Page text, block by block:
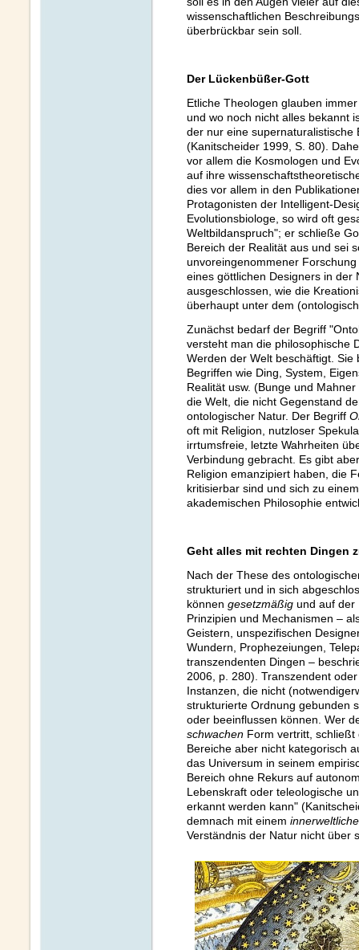
wissenschaftlichen
überbrückbar sein soll.
Der Lückenbüßer-Gott
Etliche Theologen glauben
und wo noch nicht alles bekannt
der nur eine supernaturalistische
(Kanitscheider 1999, S. 80).
vor allem die Kosmologen und
auf ihre
dies vor allem in den
Protagonisten der Intelligent-
Evolutionsbiologe, so wird oft
Weltbildanspruch"; er schließe
Bereich der Realität aus und sei
unvoreingenommener
eines göttlichen Designers in der
ausgeschlossen, wie die
überhaupt unter dem
Zunächst bedarf der Begriff
versteht man die philosophische
Werden der Welt beschäftigt.
Begriffen wie Ding, System,
Realität usw. (Bunge und
die Welt, die nicht Gegenstand
ontologischer Natur. Der Begriff
oft mit Religion, nutzloser
irrtumsfreie, letzte Wahrheiten
Verbindung gebracht. Es gibt
Religion emanzipiert haben, die
kritisierbar sind und sich zu
akademischen Philosophie
Geht alles mit rechten Dingen
Nach der These des
strukturiert und in sich
können gesetzmäßig und auf der
Prinzipien und Mechanismen –
Geistern, unspezifischen
Wundern, Prophezeiungen,
transzendenten Dingen –
2006, p. 280). Transzendent
Instanzen, die nicht
strukturierte Ordnung gebunden
oder beeinflussen können. Wer
schwachen Form vertritt,
Bereiche aber nicht kategorisch
das Universum in seinem
Bereich ohne Rekurs auf
Lebenskraft oder teleologische
erkannt werden kann"
demnach mit einem
Verständnis der Natur nicht über